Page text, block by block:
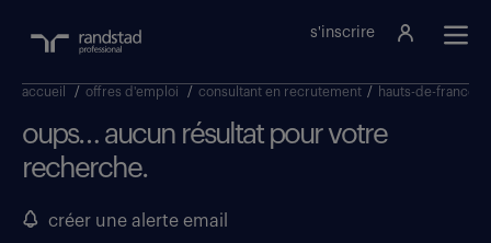
s'inscrire
accueil / offres d'emploi / consultant en recrutement / hauts-de-france
oups… aucun résultat pour votre
recherche.
créer une alerte email